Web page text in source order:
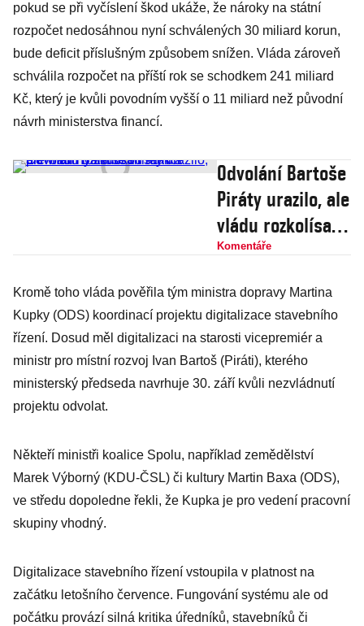
pokud se při vyčíslení škod ukáže, že nároky na státní
rozpočet nedosáhnou nyní schválených 30 miliard korun,
bude deficit příslušným způsobem snížen. Vláda zároveň
schválila rozpočet na příští rok se schodkem 241 miliard
Kč, který je kvůli povodním vyšší o 11 miliard než původní
návrh ministerstva financí.
Odvolání Bartoše
Piráty urazilo, ale
vládu rozkolísali
sami a přehnali
reakci
Komentáře
Kromě toho vláda pověřila tým ministra dopravy Martina
Kupky (ODS) koordinací projektu digitalizace stavebního
řízení. Dosud měl digitalizaci na starosti vicepremiér a
ministr pro místní rozvoj Ivan Bartoš (Piráti), kterého
ministerský předseda navrhuje 30. září kvůli nezvládnutí
projektu odvolat.
Někteří ministři koalice Spolu, například zemědělství
Marek Výborný (KDU-ČSL) či kultury Martin Baxa (ODS),
ve středu dopoledne řekli, že Kupka je pro vedení pracovní
skupiny vhodný.
Digitalizace stavebního řízení vstoupila v platnost na
začátku letošního července. Fungování systému ale od
počátku provází silná kritika úředníků, stavebníků či